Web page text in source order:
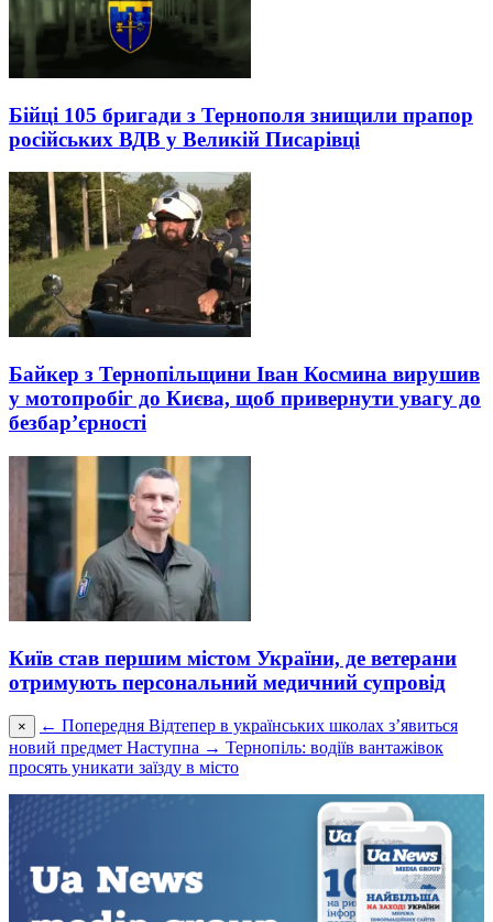
Бійці 105 бригади з Тернополя знищили прапор
російських ВДВ у Великій Писарівці
Байкер з Тернопільщини Іван Космина вирушив
у мотопробіг до Києва, щоб привернути увагу до
безбар’єрності
Київ став першим містом України, де ветерани
отримують персональний медичний супровід
× ← Попередня Відтепер в українських школах з’явиться
новий предмет Наступна → Тернопіль: водіїв вантажівок
просять уникати заїзду в місто